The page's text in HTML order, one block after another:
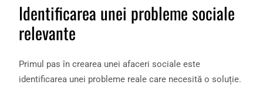
Identificarea unei probleme sociale
relevante
Primul pas în crearea unei afaceri sociale este
identificarea unei probleme reale care necesită o soluție.